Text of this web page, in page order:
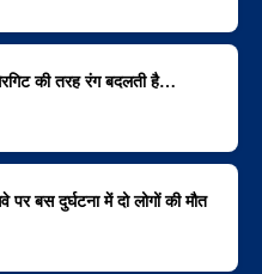
की तरह रंग बदलती है…
बस दुर्घटना में दो लोगों की मौत